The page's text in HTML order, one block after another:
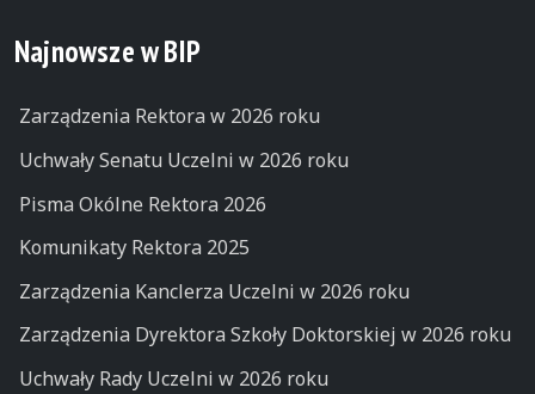
Najnowsze w BIP
Zarządzenia Rektora w 2026 roku
Uchwały Senatu Uczelni w 2026 roku
Pisma Okólne Rektora 2026
Komunikaty Rektora 2025
Zarządzenia Kanclerza Uczelni w 2026 roku
Zarządzenia Dyrektora Szkoły Doktorskiej w 2026 roku
Uchwały Rady Uczelni w 2026 roku